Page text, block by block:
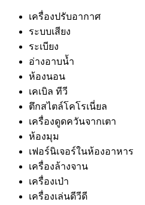
เครื่องปรับอากาศ
ระบบเสียง
ระเบียง
อ่างอาบน้ำ
ห้องนอน
เคเบิล ทีวี
ตึกสไตล์โคโรเนี่ยล
เครื่องดูดควันจากเตา
ห้องมุม
เฟอร์นิเจอร์ในห้องอาหาร
เครื่องล้างจาน
เครื่องเป่า
เครื่องเล่นดีวีดี